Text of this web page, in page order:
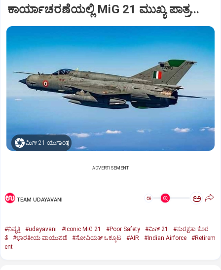
ಕಾರ್ಯಾಚರಣೆಯಲ್ಲಿ MiG 21 ಮುಖ್ಯ ಪಾತ್ರ...
ಮಿಗ್‌ 21 ಯುಗಾಂತ್ಯ
ADVERTISEMENT
TEAM UDAYAVANI ಅ ಅ
#ನಿವೃತ್ತಿ #udayavani #Iconic MiG 21 #Poor Safety #ಮಿಗ್‌ 21
#ಸುರಕ್ಷತಾ ಕೊರ
ತೆ
#ಭಾರತೀಯ ವಾಯುಪಡೆ #ಸೋವಿಯತ್‌ ಒಕ್ಕೂಟ #AIR #Indian Airforce
#Retirem
ent